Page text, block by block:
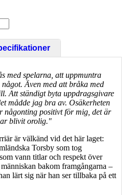
med spelarna, att uppmuntra
Även med att bråka med
Att ständigt byta uppdragsgivare
mådde jag bra av. Osäkerheten
någonting positivt för mig, det är
blivit orolig."
är välkänd vid det här laget:
Torsby som tog
vann titlar och respekt över
bakom framgångarna –
lärt sig när han ser tillbaka på ett